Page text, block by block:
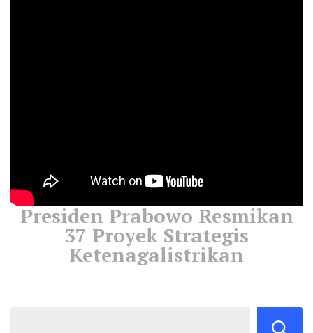
Presiden Prabowo Resmikan
37 Proyek Strategis
Ketenagalistrikan